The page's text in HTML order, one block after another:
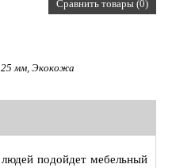
Сравнить товары (0)
мм, Экокожа
подойдет мебельный